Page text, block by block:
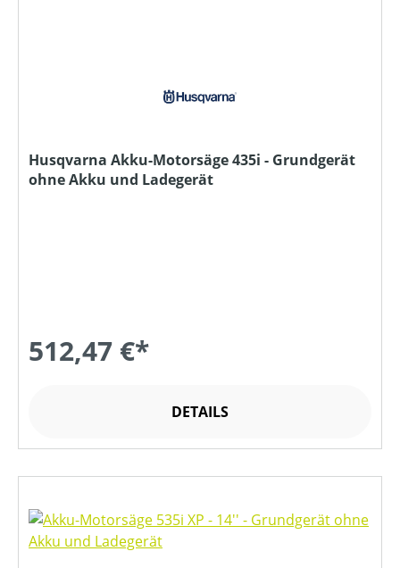
Husqvarna Akku-Motorsäge 435i - Grundgerät
ohne Akku und Ladegerät
512,47 €*
DETAILS